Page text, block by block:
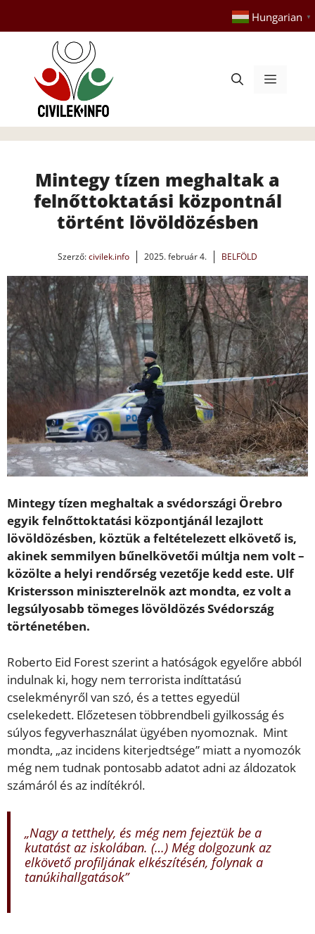
tartalomba
Hungarian ▼
Menü
Mintegy tízen meghaltak a
felnőttoktatási központnál
történt lövöldözésben
Szerző:civilek.info 2025. február 4. BELFÖLD
Mintegy tízen meghaltak a svédországi Örebro
egyik felnőttoktatási központjánál lezajlott
lövöldözésben, köztük a feltételezett elkövető is,
akinek semmilyen bűnelkövetői múltja nem volt –
közölte a helyi rendőrség vezetője kedd este. Ulf
Kristersson miniszterelnök azt mondta, ez volt a
legsúlyosabb tömeges lövöldözés Svédország
történetében.
Roberto Eid Forest szerint a hatóságok egyelőre abból
indulnak ki, hogy nem terrorista indíttatású
cselekményről van szó, és a tettes egyedül
cselekedett. Előzetesen többrendbeli gyilkosság és
súlyos fegyverhasználat ügyében nyomoznak. Mint
mondta, „az incidens kiterjedtsége” miatt a nyomozók
még nem tudnak pontosabb adatot adni az áldozatok
számáról és az indítékról.
„Nagy a tetthely, és még nem fejeztük be a
kutatást az iskolában. (…) Még dolgozunk az
elkövető profiljának elkészítésén, folynak a
tanúkihallgatások”